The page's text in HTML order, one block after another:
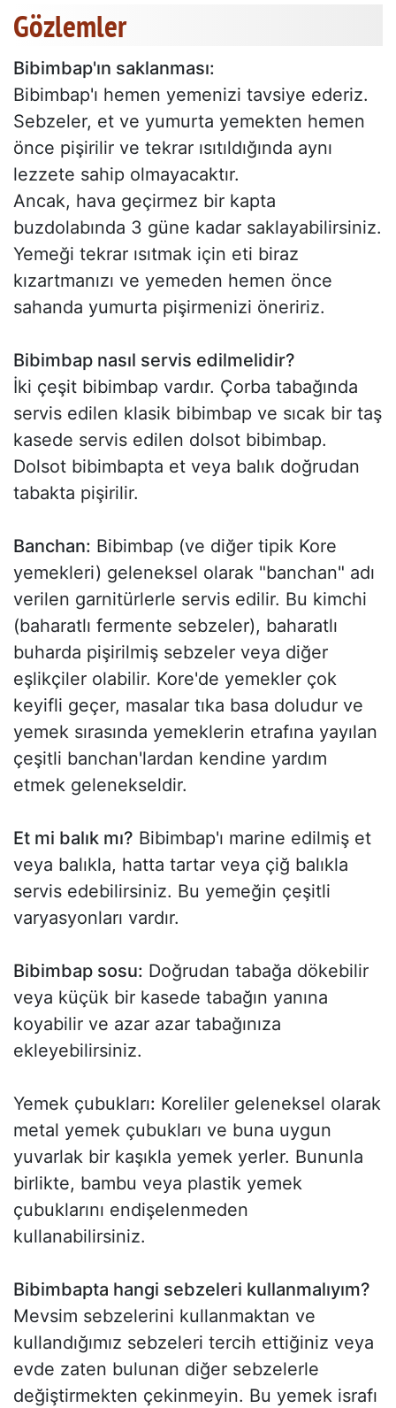
Gözlemler
Bibimbap'ın saklanması:
Bibimbap'ı hemen yemenizi tavsiye ederiz.
Sebzeler, et ve yumurta yemekten hemen
önce pişirilir ve tekrar ısıtıldığında aynı
lezzete sahip olmayacaktır.
Ancak, hava geçirmez bir kapta
buzdolabında 3 güne kadar saklayabilirsiniz.
Yemeği tekrar ısıtmak için eti biraz
kızartmanızı ve yemeden hemen önce
sahanda yumurta pişirmenizi öneririz.
Bibimbap nasıl servis edilmelidir?
İki çeşit bibimbap vardır. Çorba tabağında
servis edilen klasik bibimbap ve sıcak bir taş
kasede servis edilen dolsot bibimbap.
Dolsot bibimbapta et veya balık doğrudan
tabakta pişirilir.
Banchan: Bibimbap (ve diğer tipik Kore
yemekleri) geleneksel olarak "banchan" adı
verilen garnitürlerle servis edilir. Bu kimchi
(baharatlı fermente sebzeler), baharatlı
buharda pişirilmiş sebzeler veya diğer
eşlikçiler olabilir. Kore'de yemekler çok
keyifli geçer, masalar tıka basa doludur ve
yemek sırasında yemeklerin etrafına yayılan
çeşitli banchan'lardan kendine yardım
etmek gelenekseldir.
Et mi balık mı? Bibimbap'ı marine edilmiş et
veya balıkla, hatta tartar veya çiğ balıkla
servis edebilirsiniz. Bu yemeğin çeşitli
varyasyonları vardır.
Bibimbap sosu: Doğrudan tabağa dökebilir
veya küçük bir kasede tabağın yanına
koyabilir ve azar azar tabağınıza
ekleyebilirsiniz.
Yemek çubukları: Koreliler geleneksel olarak
metal yemek çubukları ve buna uygun
yuvarlak bir kaşıkla yemek yerler. Bununla
birlikte, bambu veya plastik yemek
çubuklarını endişelenmeden
kullanabilirsiniz.
Bibimbapta hangi sebzeleri kullanmalıyım?
Mevsim sebzelerini kullanmaktan ve
kullandığımız sebzeleri tercih ettiğiniz veya
evde zaten bulunan diğer sebzelerle
değiştirmekten çekinmeyin. Bu yemek israfı